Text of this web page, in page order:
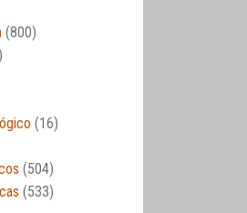
(800)
(16)
(504)
(533)